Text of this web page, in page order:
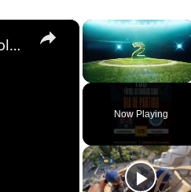
×
Unmute
Now Playing
×
Almendras de Párraga VS Fajardo (Partido 72) - #futboldebarrioscuba